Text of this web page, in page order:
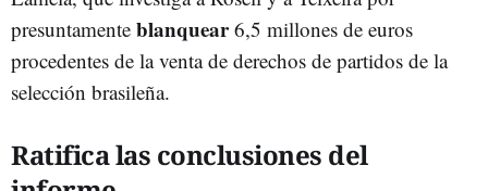
presuntamente blanquear6,5 millones de euros
procedentes de la venta de derechos de partidos de la
selección brasileña.
Ratifica las conclusiones del